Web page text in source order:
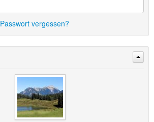
Passwort vergessen?